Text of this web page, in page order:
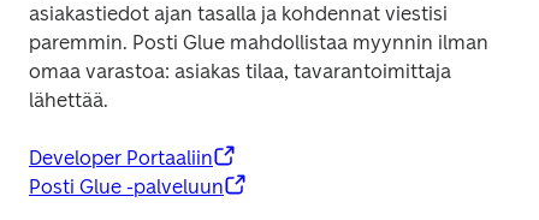
asiakastiedot ajan tasalla ja kohdennat viestisi
paremmin. Posti Glue mahdollistaa myynnin ilman
omaa varastoa: asiakas tilaa, tavarantoimittaja
lähettää.
Developer Portaaliin
Posti Glue -palveluun